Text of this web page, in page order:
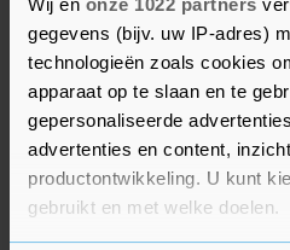
Wij en onze 1022 partners
gegevens (bijv. uw IP-adres)
technologieën zoals cookies
apparaat op te slaan en te
gepersonaliseerde
advertenties en content,
productontwikkeling. U kunt
gebruikt en met welke doelen.
de detailhandelsprijzen.
supermarkt worden
stijgende energie- en
zogeheten
in landen van het
Pakistan en Brazilië.